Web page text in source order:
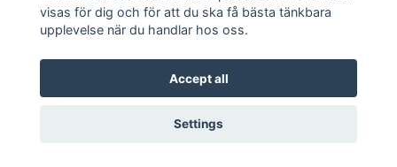
© 2026 Jonic Textil AB
visas för dig och för att du ska få bästa tänkbara
upplevelse när du handlar hos oss.
Accept all
Settings